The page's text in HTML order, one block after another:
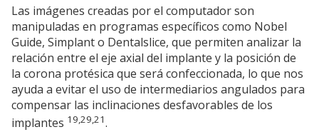
Las imágenes creadas por el computador son
manipuladas en programas específicos como Nobel
Guide, Simplant o Dentalslice, que permiten analizar la
relación entre el eje axial del implante y la posición de
la corona protésica que será confeccionada, lo que nos
ayuda a evitar el uso de intermediarios angulados para
compensar las inclinaciones desfavorables de los
implantes 19,29,21.